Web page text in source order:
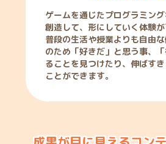
ゲームを通じたプログラミン
創造して、形にしていく体験が
普段の生活や授業よりも自由
のため「好きだ」と思う事、
ることを見つけたり、伸ばす
ことができます。